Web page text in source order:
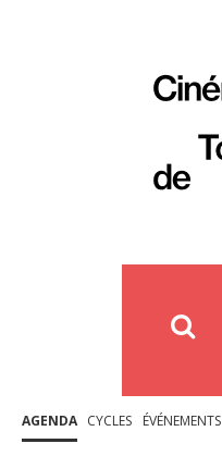
AGENDA CYCLES ÉVÉNEMENTS